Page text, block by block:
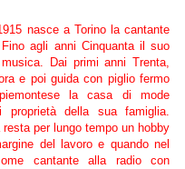
nasce a Torino la cantante
agli anni Cinquanta il suo
Dai primi anni Trenta,
e poi guida con piglio fermo
la casa di mode
proprietà della sua famiglia.
per lungo tempo un hobby
del lavoro e quando nel
cantante alla radio con